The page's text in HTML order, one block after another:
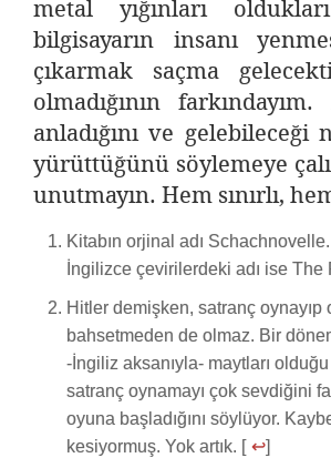
metal yığınları
bilgisayarın insanı
çıkarmak saçma
olmadığının
anladığını ve
yürüttüğünü söylemeye
unutmayın. Hem sınırlı,
Kitabın orjinal adı
İngilizce çevirilerdeki adı ise The
Hitler demişken, satranç
bahsetmeden de olmaz. Bir
-İngiliz aksanıyla- maytları olduğu
satranç oynamayı çok sevdiğini
oyuna başladığını söylüyor.
kesiyormuş. Yok artık. [ ↩]